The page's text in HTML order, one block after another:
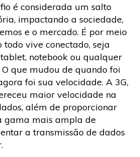
é considerada um salto
impactando a sociedade,
e o mercado. É por meio
vive conectado, seja
notebook ou qualquer
que mudou de quando foi
foi sua velocidade. A 3G,
maior velocidade na
além de proporcionar
gama mais ampla de
a transmissão de dados